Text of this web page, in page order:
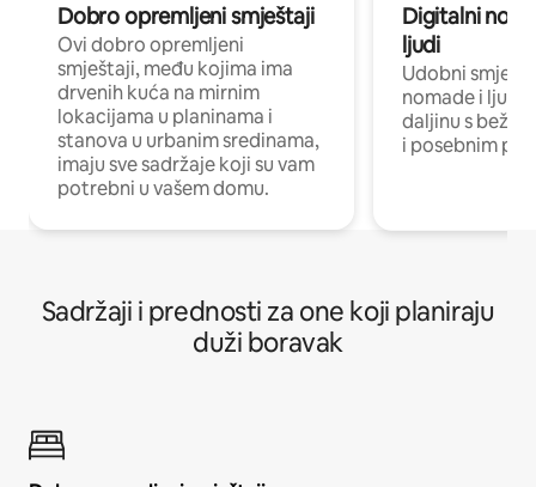
Dobro opremljeni smještaji
Ovi dobro opremljeni
smještaji, među kojima ima
drvenih kuća na mirnim
lokacijama u planinama i
stanova u urbanim sredinama,
imaju sve sadržaje koji su vam
potrebni u vašem domu.
Digitalni
ljudi
Udobni
nomade i ljude
daljinu s
i posebnim
Sadržaji i prednosti za one koji planiraju
duži boravak